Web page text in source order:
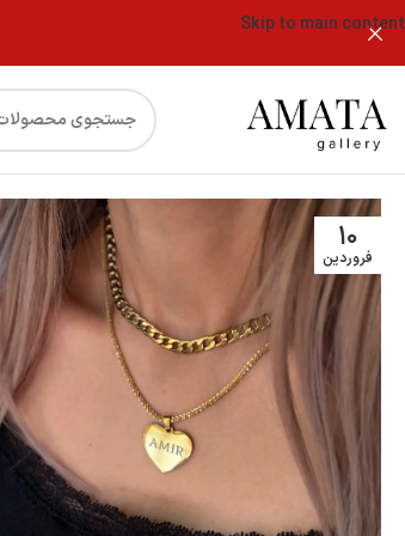
Skip to main content
۱۰
فروردین